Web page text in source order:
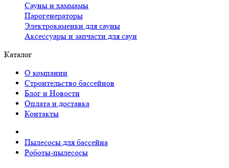
Сауны и хаммамы
Парогенераторы
Электрокаменки для сауны
Аксессуары и запчасти для саун
Каталог
О компании
Строительство бассейнов
Блог и Новости
Оплата и доставка
Контакты
Пылесосы для бассейна
Роботы-пылесосы